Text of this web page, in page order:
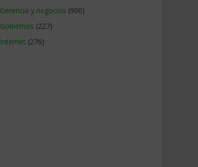
Gerencia y negocios (900)
Gobiernos (227)
Internet (276)